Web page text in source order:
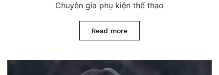
Chuyên gia phụ kiện thể thao
Read more